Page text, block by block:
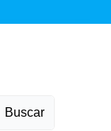
Buscar